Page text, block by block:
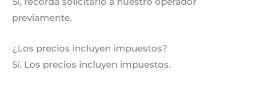
previamente.
¿Los precios incluyen impuestos?
Sí. Los precios incluyen impuestos.